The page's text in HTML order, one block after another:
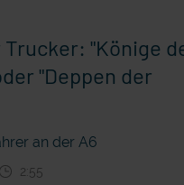
"Könige
"Deppen der
an der A6
2:55